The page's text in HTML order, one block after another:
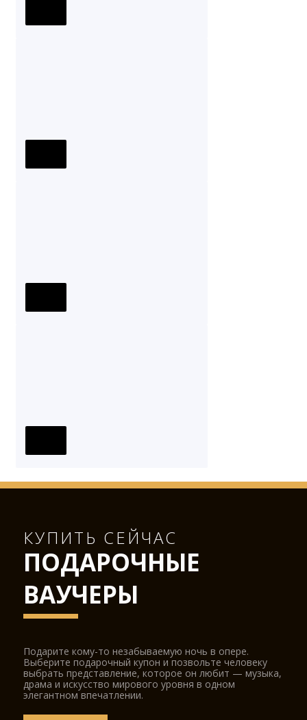
КУПИТЬ СЕЙЧАС
ПОДАРОЧНЫЕ
ВАУЧЕРЫ
Подарите кому-то незабываемую ночь в опере.
Выберите подарочный купон и позвольте человеку
выбрать представление, которое он любит — музыка,
драма и искусство мирового уровня в одном
элегантном впечатлении.